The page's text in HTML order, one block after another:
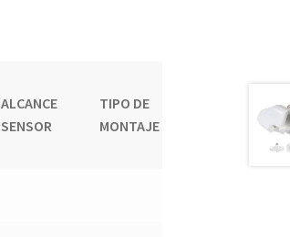
ALCANCE
SENSOR
TIPO DE
MONTAJE